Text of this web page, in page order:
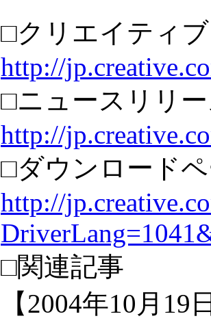
□クリエイティ
http://
□ニュースリリ
http://
□ダウンロード
http://
□関連記事
【2004年10月